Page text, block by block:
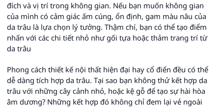
đích và vị trí trong không gian. Nếu bạn muốn không gian
của mình có cảm giác ấm cúng, ổn định, gam màu nâu của
da trâu là lựa chọn lý tưởng. Thậm chí, bạn có thể tạo điểm
nhấn với các chi tiết nhỏ như gối tựa hoặc thảm trang trí từ
da trâu
Phong cách thiết kế nội thất hiện đại hay cổ điển đều có thể
dễ dàng tích hợp da trâu. Tại sao bạn không thử kết hợp da
trâu với những cây cảnh nhỏ, hoặc kệ gỗ để tạo sự hài hòa
âm dương? Những kết hợp đó không chỉ đem lại vẻ ngoài